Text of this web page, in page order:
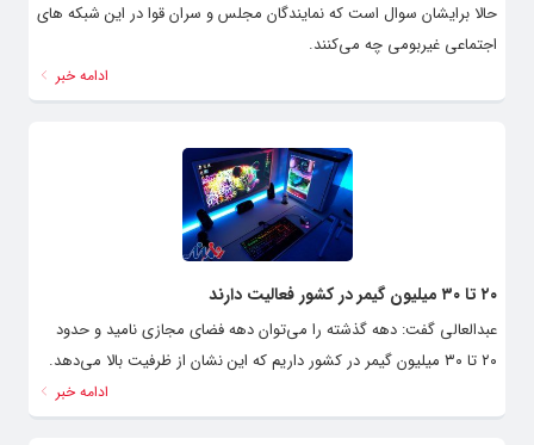
حالا برایشان سوال است که نمایندگان مجلس و سران قوا در این شبکه های
اجتماعی غیر‌بومی چه می‌کنند.
ادامه خبر
۲۰ تا ۳۰ میلیون گیمر در کشور فعالیت دارند
عبدالعالی گفت: دهه گذشته را می‌توان دهه فضای مجازی نامید و حدود
۲۰ تا ۳۰ میلیون گیمر در کشور داریم که این نشان از ظرفیت بالا می‌دهد.
ادامه خبر